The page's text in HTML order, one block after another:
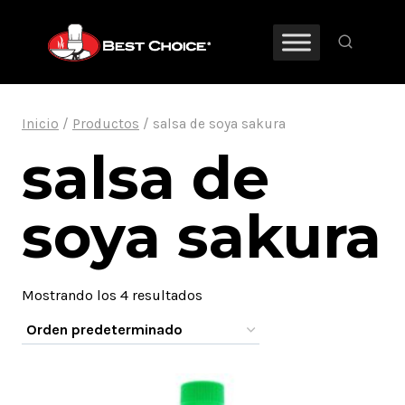
contenido
Inicio / Productos / salsa de soya sakura
salsa de
soya sakura
Mostrando los 4 resultados